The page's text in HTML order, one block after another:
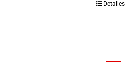
Detalles